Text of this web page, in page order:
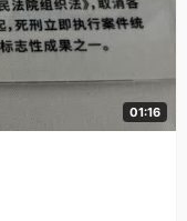
01:16